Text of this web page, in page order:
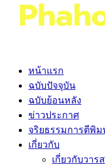
หน้าแรก
ฉบับปัจจุบัน
ฉบับย้อนหลัง
ข่าวประกาศ
จริยธรรมการตีพิม
เกี่ยวกับ
เกี่ยวกับวาร